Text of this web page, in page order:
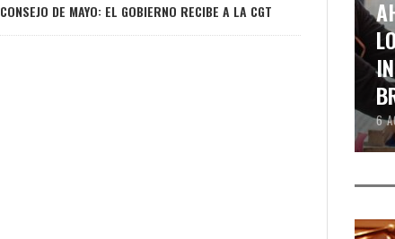
CONSEJO DE MAYO: EL GOBIERNO RECIBE A LA CGT
6